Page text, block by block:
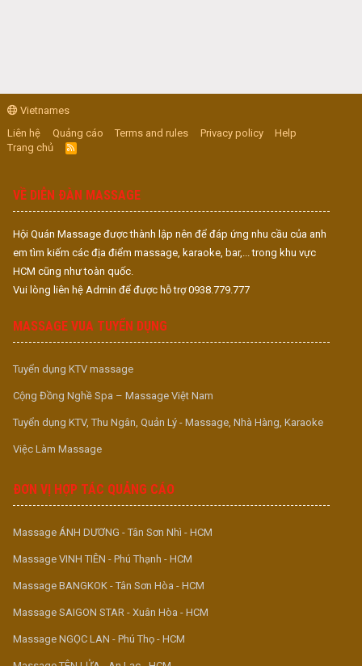
Vietnames
Liên hệ
Quảng cáo Terms and rules Privacy policy
Help
Trang chủ
R
S
VỀ DIỄN ĐÀN MASSAGE
Hội Quán Massage được thành lập nên để đáp ứng nhu cầu của anh
em tìm kiếm các địa điểm massage, karaoke, bar,... trong khu vực
HCM cũng như toàn quốc.
Vui lòng liên hệ Admin để được hỗ trợ 0938.779.777
MASSAGE VUA TUYỂN DỤNG
Tuyển dụng KTV massage
Cộng Đồng Nghề Spa – Massage Việt Nam
Tuyển dụng KTV, Thu Ngân, Quản Lý - Massage, Nhà Hàng, Karaoke
Việc Làm Massage
ĐƠN VỊ HỢP TÁC QUẢNG CÁO
Massage ÁNH DƯƠNG - Tân Sơn Nhì - HCM
Massage VINH TIÊN - Phú Thạnh - HCM
Massage BANGKOK - Tân Sơn Hòa - HCM
Massage SAIGON STAR - Xuân Hòa - HCM
Massage NGỌC LAN - Phú Thọ - HCM